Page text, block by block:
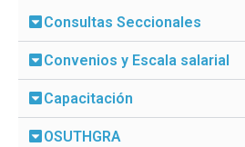
Consultas Seccionales
Convenios y Escala salarial
Capacitación
OSUTHGRA